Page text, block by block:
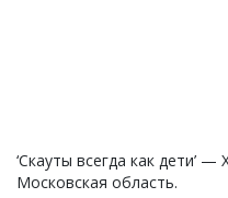
‘Скауты всегда как дети’
Московская область.